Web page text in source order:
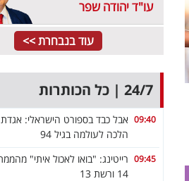
עו"ד יהודה שפר
עוד בנבחרת >>
24/7 | כל הכותרות
09:40 אבל כבד בספורט הישראלי:
הלכה לעולמה בגיל 94
09:45 רייטינג: "בואו לאכול איתי"
14 ורשת 13